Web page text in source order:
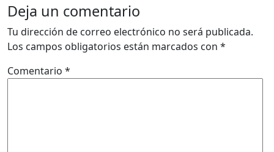
Deja un comentario
Tu dirección de correo electrónico no será publicada.
Los campos obligatorios están marcados con *
Comentario *